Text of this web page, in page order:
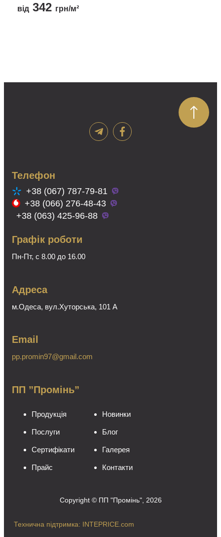
від 342 грн/м²
Телефон
+38 (067) 787-79-81
+38 (066) 276-48-43
+38 (063) 425-96-88
Графік роботи
Пн-Пт, с 8.00 до 16.00
Адреса
м.Одеса, вул.Хуторська, 101 А
Email
pp.promin97@gmail.com
ПП ”Промінь”
Продукція
Послуги
Сертифікати
Прайс
Новинки
Блог
Галерея
Контакти
Copyright © ПП "Промінь", 2026
Технична підтримка: INTEPRICE.com